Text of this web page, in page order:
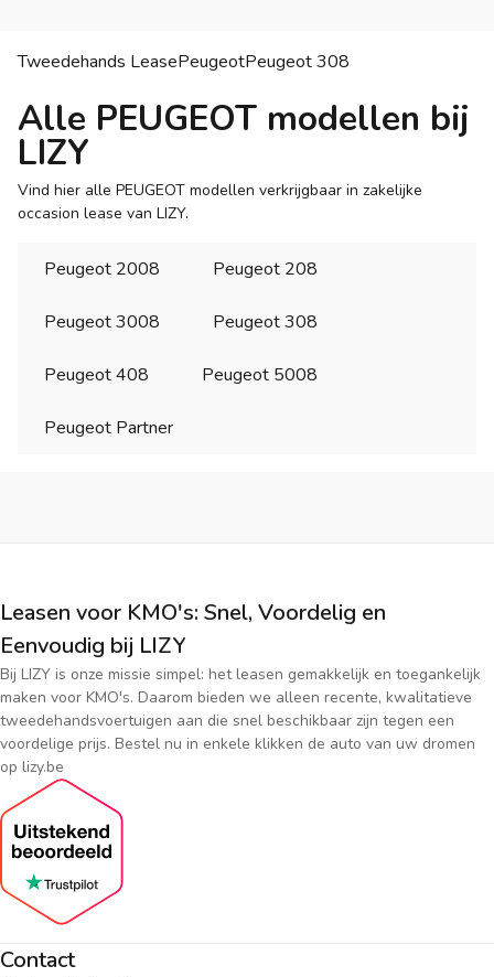
Tweedehands LeasePeugeotPeugeot308
Alle PEUGEOT modellen bij
LIZY
Vind hier alle PEUGEOT modellen verkrijgbaar in zakelijke
occasion lease van LIZY.
Peugeot 2008 Peugeot 208
Peugeot 3008 Peugeot 308
Peugeot 408 Peugeot 5008
Peugeot Partner
Leasen voor KMO's: Snel, Voordelig en
Eenvoudig bij LIZY
Bij LIZY is onze missie simpel: het leasen gemakkelijk en toegankelijk
maken voor KMO's. Daarom bieden we alleen recente, kwalitatieve
tweedehandsvoertuigen aan die snel beschikbaar zijn tegen een
voordelige prijs. Bestel nu in enkele klikken de auto van uw dromen
op lizy.be
Contact